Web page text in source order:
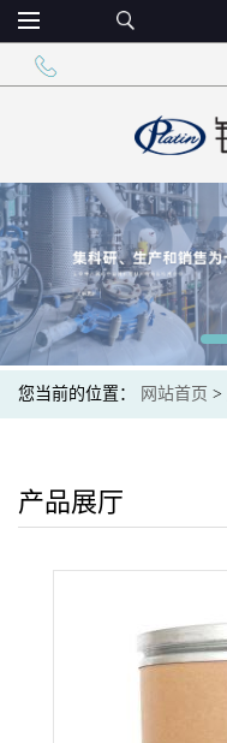
您当前的位置： 网站首页 >
产品展厅